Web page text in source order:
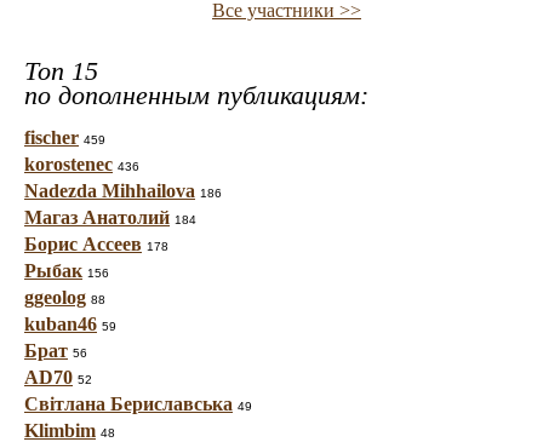
Все участники >>
Топ 15
по дополненным публикациям:
fischer 459
korostenec 436
Nadezda Mihhailova 186
Магаз Анатолий 184
Борис Ассеев 178
Рыбак 156
ggeolog 88
kuban46 59
Брат 56
AD70 52
Світлана Бериславська 49
Klimbim 48